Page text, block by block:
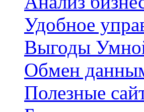
Удобное
Выгоды
Обмен
Полезные